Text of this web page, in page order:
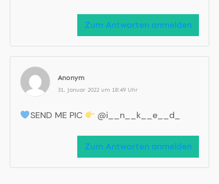
Zum Antworten anmelden
Anonym
31. Januar 2022 um 18:49 Uhr
SEND ME PIC @i__n__k__e__d_
Zum Antworten anmelden